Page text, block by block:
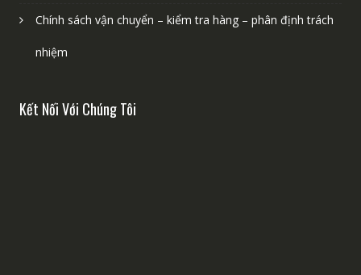
Chính sách vận chuyển – kiểm tra hàng – phân định trách
nhiệm
Kết Nối Với Chúng Tôi